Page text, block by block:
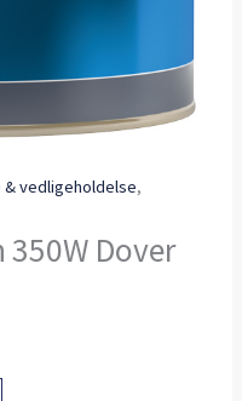
& vedligeholdelse,
Dover